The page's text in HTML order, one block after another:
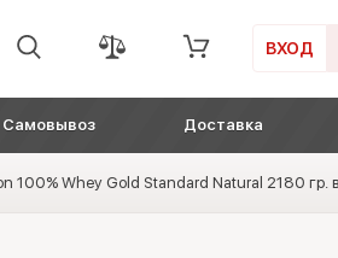
ВХОД
Самовывоз Доставка
100% Whey Gold Standard Natural 2180 гр.